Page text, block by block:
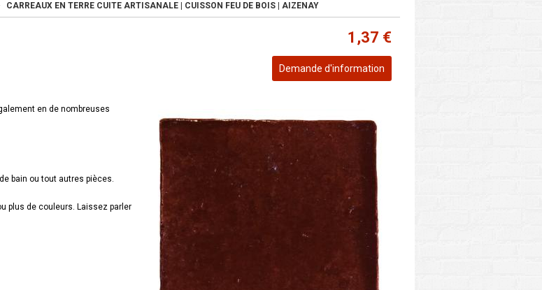
CARREAUX EN TERRE CUITE ARTISANALE | CUISSON FEU DE BOIS | AIZENAY
1,37 €
Demande d'information
en de nombreuses
bain ou tout autres pièces.
plus de couleurs. Laissez parler